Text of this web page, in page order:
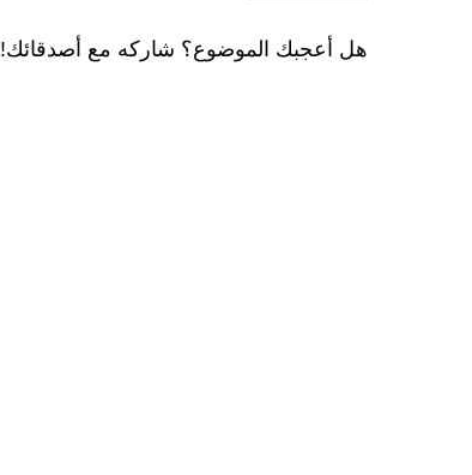
هل أعجبك الموضوع؟ شاركه مع أصدقائك!